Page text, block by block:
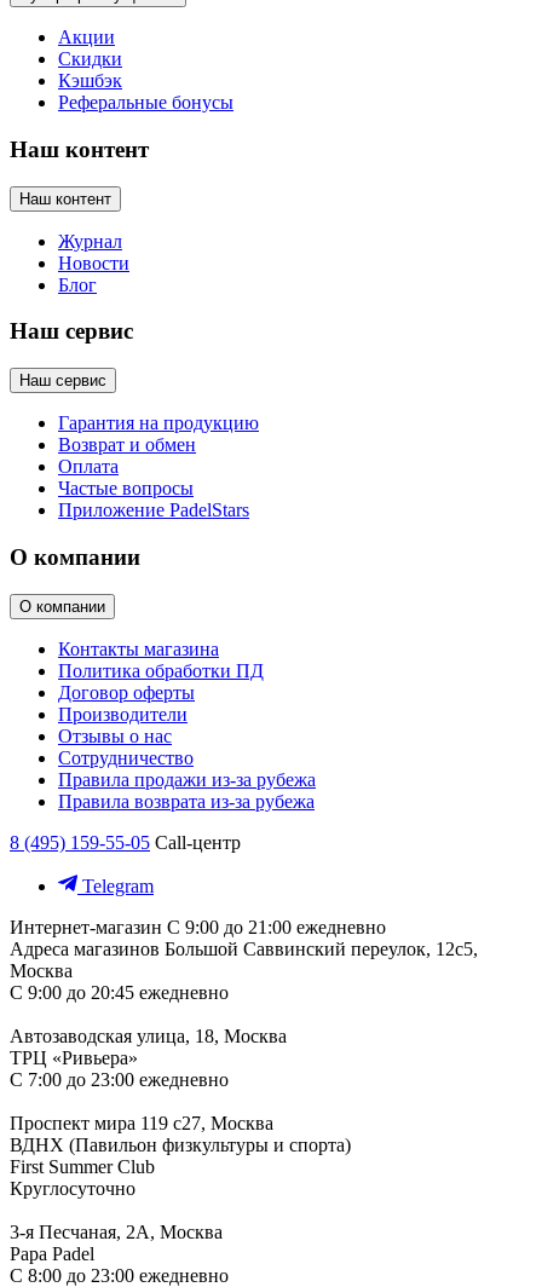
Акции
Скидки
Кэшбэк
Реферальные бонусы
Наш контент
Наш контент
Журнал
Новости
Блог
Наш сервис
Наш сервис
Гарантия на продукцию
Возврат и обмен
Оплата
Частые вопросы
Приложение PadelStars
О компании
О компании
Контакты магазина
Политика обработки ПД
Договор оферты
Производители
Отзывы о нас
Сотрудничество
Правила продажи из-за рубежа
Правила возврата из-за рубежа
8 (495) 159-55-05 Call-центр
Telegram
Интернет-магазин С 9:00 до 21:00 ежедневно
Адреса магазинов Большой Саввинский переулок, 12с5,
Москва
С 9:00 до 20:45 ежедневно
Автозаводская улица, 18, Москва
ТРЦ «Ривьера»
С 7:00 до 23:00 ежедневно
Проспект мира 119 с27, Москва
ВДНХ (Павильон физкультуры и спорта)
First Summer Club
Круглосуточно
3-я Песчаная, 2А, Москва
Papa Padel
С 8:00 до 23:00 ежедневно